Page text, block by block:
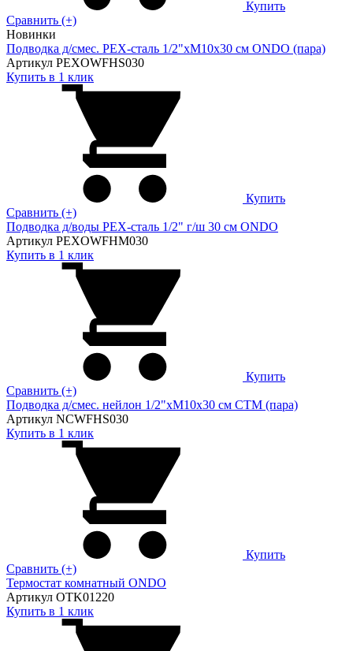
Купить
Сравнить (+)
Новинки
Подводка д/смес. PEX-сталь 1/2"xM10x30 см ONDO (пара)
Артикул PEXOWFHS030
Купить в 1 клик
Купить
Сравнить (+)
Подводка д/воды PEX-сталь 1/2" г/ш 30 cм ONDO
Артикул PEXOWFHM030
Купить в 1 клик
Купить
Сравнить (+)
Подводка д/смес. нейлон 1/2"xM10x30 см CTM (пара)
Артикул NCWFHS030
Купить в 1 клик
Купить
Сравнить (+)
Термостат комнатный ONDO
Артикул OTK01220
Купить в 1 клик